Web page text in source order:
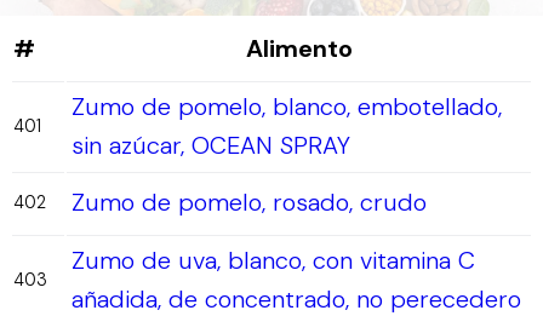
# Alimento
401
Zumo de pomelo, blanco, embotellado,
sin azúcar, OCEAN SPRAY
402 Zumo de pomelo, rosado, crudo
403
Zumo de uva, blanco, con vitamina C
añadida, de concentrado, no perecedero